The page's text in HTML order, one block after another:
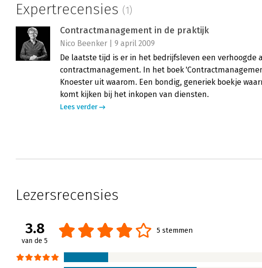
Expertrecensies (1)
Contractmanagement in de praktijk
Nico Beenker | 9 april 2009
De laatste tijd is er in het bedrijfsleven een verhoogde
contractmanagement. In het boek
Knoester uit waarom. Een bondig, generiek boekje
komt kijken bij het inkopen van diensten.
Lees verder
Lezersrecensies
3.8
van de 5
5 stemmen